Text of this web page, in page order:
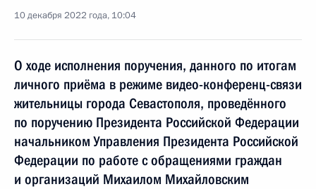
10 декабря 2022 года, 10:04
О ходе исполнения поручения, данного по итогам
личного приёма в режиме видео-конференц-связи
жительницы города Севастополя, проведённого
по поручению Президента Российской Федерации
начальником Управления Президента Российской
Федерации по работе с обращениями граждан
и организаций Михаилом Михайловским